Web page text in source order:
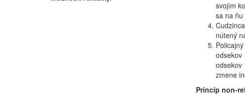
svojím
sa na
nútený
odsekov
odsekov
zmene
Princíp non-